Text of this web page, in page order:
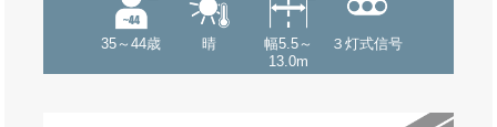
35～44歳 晴
幅5.5～
13.0m
３灯式信号